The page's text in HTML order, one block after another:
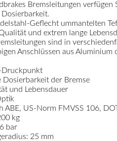
Bremsleitungen
Geflecht ummantelten
und extrem lange
sind in
Anschlüssen aus Aluminium
Druckpunkt
Dosierbarkeit der Bremse
und Lebensdauer
ABE, US-Norm FMVSS 106,
kg
bar
25 mm